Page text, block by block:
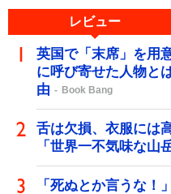
レビュー
英国で「末席」を用
に呼び寄せた人物と
由
Book Bang
舌は欠損、衣服には
「世界一不気味な山
「死ぬとか言うな！